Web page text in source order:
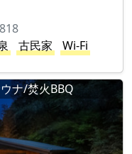
古民家
Wi-Fi
ナ/焚火BBQ